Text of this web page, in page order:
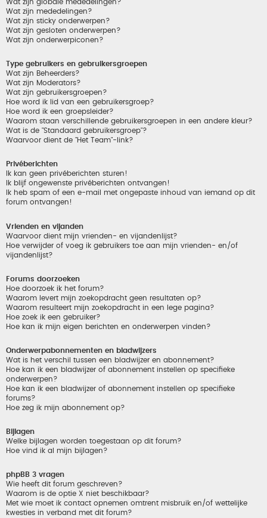
Wat zijn globale mededelingen?
Wat zijn mededelingen?
Wat zijn sticky onderwerpen?
Wat zijn gesloten onderwerpen?
Wat zijn onderwerpiconen?
Type gebruikers en gebruikersgroepen
Wat zijn Beheerders?
Wat zijn Moderators?
Wat zijn gebruikersgroepen?
Hoe word ik lid van een gebruikersgroep?
Hoe word ik een groepsleider?
Waarom staan verschillende gebruikersgroepen in een andere kleur?
Wat is de "Standaard gebruikersgroep"?
Waarvoor dient de "Het Team"-link?
Privéberichten
Ik kan geen privéberichten sturen!
Ik blijf ongewenste privéberichten ontvangen!
Ik heb spam of een e-mail met ongepaste inhoud van iemand op dit
forum ontvangen!
Vrienden en vijanden
Waarvoor dient mijn vrienden- en vijandenlijst?
Hoe verwijder of voeg ik gebruikers toe aan mijn vrienden- en/of
vijandenlijst?
Forums doorzoeken
Hoe doorzoek ik het forum?
Waarom levert mijn zoekopdracht geen resultaten op?
Waarom resulteert mijn zoekopdracht in een lege pagina?
Hoe zoek ik een gebruiker?
Hoe kan ik mijn eigen berichten en onderwerpen vinden?
Onderwerpabonnementen en bladwijzers
Wat is het verschil tussen een bladwijzer en abonnement?
Hoe kan ik een bladwijzer of abonnement instellen op specifieke
onderwerpen?
Hoe kan ik een bladwijzer of abonnement instellen op specifieke
forums?
Hoe zeg ik mijn abonnement op?
Bijlagen
Welke bijlagen worden toegestaan op dit forum?
Hoe vind ik al mijn bijlagen?
phpBB 3 vragen
Wie heeft dit forum geschreven?
Waarom is de optie X niet beschikbaar?
Met wie moet ik contact opnemen omtrent misbruik en/of wettelijke
kwesties in verband met dit forum?